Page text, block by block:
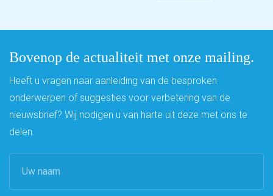
Bovenop de actualiteit met onze mailing.
Heeft u vragen naar aanleiding van de besproken
onderwerpen of suggesties voor verbetering van de
nieuwsbrief? Wij nodigen u van harte uit deze met ons te
delen.